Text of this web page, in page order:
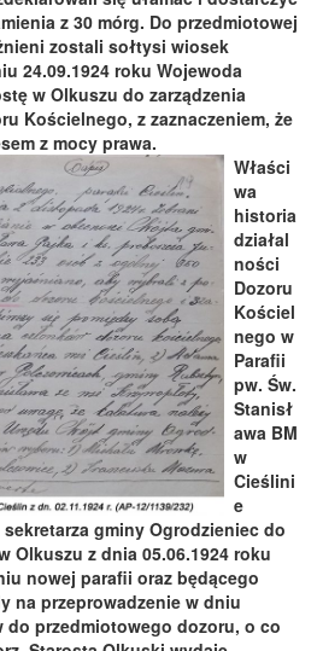
z 30 mórg. Do przedmiotowej
zostali sołtysi wiosek
24.09.1924 roku Wojewoda
w Olkuszu do zarządzenia
Kościelnego, z zaznaczeniem, że
z mocy prawa.
Właści
wa
historia
działal
ności
Dozoru
Kościel
nego w
Parafii
pw. Św.
Stanisł
awa BM
w
Cieślini
e
gminy Ogrodzieniec do
Olkuszu z dnia 05.06.1924 roku
nowej parafii oraz będącego
na przeprowadzenie w dniu
do przedmiotowego dozoru, o co